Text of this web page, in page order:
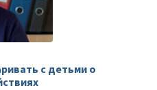
с детьми о